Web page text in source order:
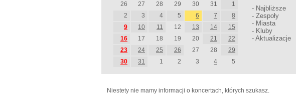
26
27 28 29 30 31
1
2
3 4 5 6 7
8
9
10 11 12 13 14
15
16
17 18 19 20 21
22
23
24 25 26 27 28
29
30
31 1 2 3 4 5
- Najbliższe
- Zespoły
- Miasta
- Kluby
- Aktualizacje
Niestety nie mamy informacji o koncertach, których szukasz.